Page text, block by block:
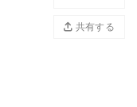
共有する